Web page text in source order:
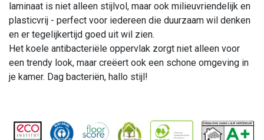
laminaat is niet alleen stijlvol, maar ook milieuvriendelijk en
plasticvrij - perfect voor iedereen die duurzaam wil denken
en er tegelijkertijd goed uit wil zien.
Het koele antibacteriële oppervlak zorgt niet alleen voor
een trendy look, maar creëert ook een schone omgeving in
je kamer. Dag bacteriën, hallo stijl!